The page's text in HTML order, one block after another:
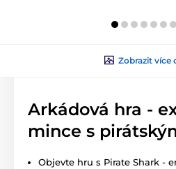
Zobrazit více
Arkádová hra -
mince s
Objevte hru s Pirate Shark -